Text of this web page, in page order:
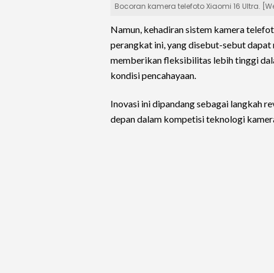
Bocoran kamera telefoto Xiaomi 16 Ultra.
Namun, kehadiran sistem kamera
perangkat ini, yang disebut-sebut
memberikan fleksibilitas lebih tinggi
kondisi pencahayaan.
Inovasi ini dipandang sebagai langkah
depan dalam kompetisi teknologi